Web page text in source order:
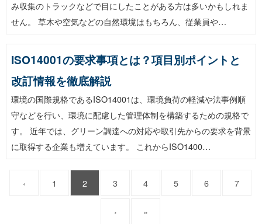
み収集のトラックなどで目にしたことがある方は多いかもしれま
せん。 草木や空気などの自然環境はもちろん、従業員や…
ISO14001の要求事項とは？項目別ポイントと
改訂情報を徹底解説
環境の国際規格であるISO14001は、環境負荷の軽減や法事例順
守などを行い、環境に配慮した管理体制を構築するための規格で
す。 近年では、グリーン調達への対応や取引先からの要求を背景
に取得する企業も増えています。 これからISO1400…
‹ 1 2 3 4 5 6 7
› »